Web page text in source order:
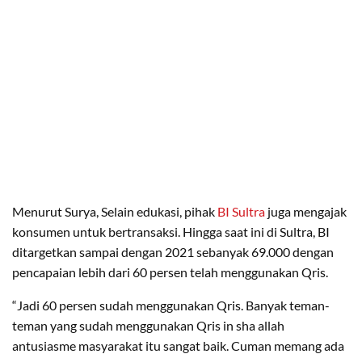
Menurut Surya, Selain edukasi, pihak BI Sultra juga mengajak
konsumen untuk bertransaksi. Hingga saat ini di Sultra, BI
ditargetkan sampai dengan 2021 sebanyak 69.000 dengan
pencapaian lebih dari 60 persen telah menggunakan Qris.
“Jadi 60 persen sudah menggunakan Qris. Banyak teman-
teman yang sudah menggunakan Qris in sha allah
antusiasme masyarakat itu sangat baik. Cuman memang ada